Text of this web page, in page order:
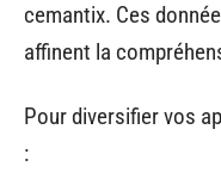
cemantix. Ces
affinent la
Pour diversifier vos
: